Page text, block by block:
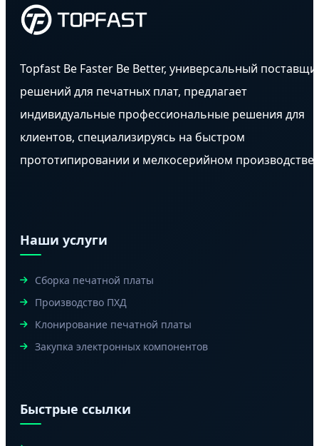
Topfast Be Faster Be Better, универсальный
решений для печатных плат, предлагает
индивидуальные профессиональные решения для
клиентов, специализируясь на быстром
прототипировании и мелкосерийном производстве.
Наши услуги
Сборка печатной платы
Производство ПХД
Клонирование печатной платы
Закупка электронных компонентов
Быстрые ссылки